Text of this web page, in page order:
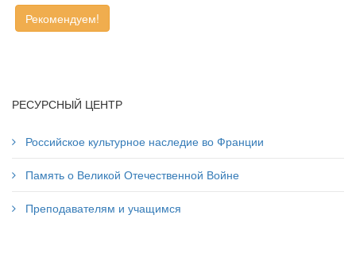
Рекомендуем!
РЕСУРСНЫЙ ЦЕНТР
Российское культурное наследие во Франции
Память о Великой Отечественной Войне
Преподавателям и учащимся